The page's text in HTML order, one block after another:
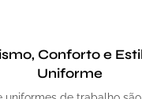
Conforto e
Uniforme